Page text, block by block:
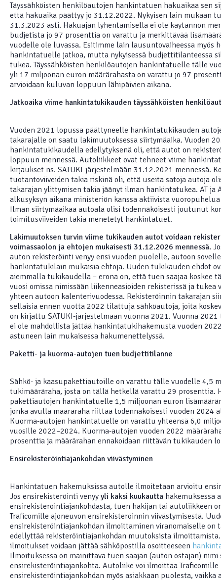
Täyssähköisten henkilöautojen hankintatuen hakuaikaa sen
että hakuaika päättyy jo 31.12.2022. Nykyisen lain mukaan
31.3.2023 asti. Hakuajan lyhentämisellä ei ole käytännön
budjetista jo 97 prosenttia on varattu ja merkittävää
vuodelle ole luvassa. Esitimme lain lausuntovaiheessa myös
hankintatuelle jatkoa, mutta nykyisessä budjettitilanteessa
tukea. Täyssähköisten henkilöautojen hankintatuelle tälle
yli 17 miljoonan euron määrärahasta on varattu jo 97
arvioidaan kuluvan loppuun lähipäivien aikana.
Jatkoaika viime hankintatukikauden täyssähköisten
Vuoden 2021 lopussa päättyneelle hankintatukikauden
takarajalle on saatu lakimuutoksessa siirtymäaika. Vuoden
hankintatukikaudella edellytyksenä oli, että autot on
loppuun mennessä. Autoliikkeet ovat tehneet viime
kirjaukset ns. SATUKI-järjestelmään 31.12.2021 mennessä.
tuotantoviiveiden takia riskinä oli, että useita satoja autoja
takarajan ylittymisen takia jäänyt ilman hankintatukea. AT ja
alkusyksyn aikana ministeriön kanssa aktiivista
Ilman siirtymäaikaa autoala olisi todennäköisesti joutunut
toimitusviiveiden takia menetetyt hankintatuet.
Lakimuutoksen turvin viime tukikauden autot voidaan
voimassaolon ja ehtojen mukaisesti 31.12.2026 mennessä.
auton rekisteröinti venyy ensi vuoden puolelle, autoon
hankintatukilain mukaisia ehtoja. Uuden tukikauden ehdot
aiemmalla tukikaudella – erona on, että tuen saajaa koskee
vuosi omissa nimissään liikenneasioiden rekisterissä ja tukea
yhteen autoon kalenterivuodessa. Rekisteröinnin takarajan
sellaisia ennen vuotta 2022 tilattuja sähköautoja, joita
on kirjattu SATUKI-järjestelmään vuonna 2021. Vuonna
ei ole mahdollista jättää hankintatukihakemusta vuoden
astuneen lain mukaisessa hakumenettelyssä.
Paketti- ja kuorma-autojen tuen budjettitilanne
Sähkö- ja kaasupakettiautoille on varattu tälle vuodelle 4,5
tukimääräraha, josta on tällä hetkellä varattu 29 prosenttia.
pakettiautojen hankintatuelle 1,5 miljoonan euron
jonka avulla määräraha riittää todennäköisesti vuoden 2024
Kuorma-autojen hankintatuelle on varattu yhteensä 6,0
vuosille 2022–2024. Kuorma-autojen vuoden 2022
prosenttia ja määrärahan ennakoidaan riittävän tukikauden
Ensirekisteröintiajankohdan viivästyminen
Hankintatuen hakemuksissa autolle ilmoitetaan arvioitu
Jos ensirekisteröinti venyy yli kaksi kuukautta hakemuksessa
ensirekisteröintiajankohdasta, tuen hakijan tai autoliikkeen
Traficomille ajoneuvon ensirekisteröinnin viivästymisestä.
ensirekisteröintiajankohdan ilmoittaminen viranomaiselle on
edellyttää rekisteröintiajankohdan muutoksista ilmoittamista.
ilmoitukset voidaan jättää sähköpostilla osoitteeseen
Ilmoituksessa on mainittava tuen saajan (auton ostajan)
ensirekisteröintiajankohta. Autoliike voi ilmoittaa
ensirekisteröintiajankohdan myös asiakkaan puolesta, vaikka